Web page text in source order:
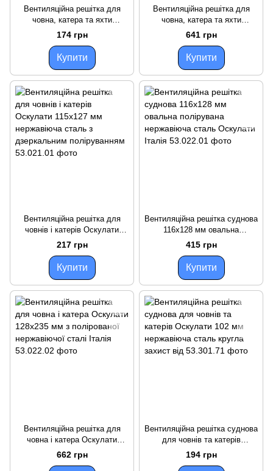
Вентиляційна решітка для
човна, катера та яхти
Оскулати 83 мм з полірованої
нержавіючої сталі, Італія
174 грн
Купити
Вентиляційна решітка для
човна, катера та яхти
Оскулати 76х2285 мм з
нержавіючої сталі з
дзеркальним поліруванням
641 грн
Купити
Вентиляційна решітка для
човнів і катерів Оскулати
115х127 мм нержавіюча сталь
з дзеркальним поліруванням
217 грн
Купити
Вентиляційна решітка суднова
116х128 мм овальна
полірувана нержавіюча сталь
Оскулати Італія
415 грн
Купити
Вентиляційна решітка для
човна і катера Оскулати
128х235 мм з полірованої
нержавіючої сталі Італія
662 грн
Вентиляційна решітка суднова
для човнів та катерів
Оскулати 102 мм нержавіюча
сталь кругла захист від
194 грн